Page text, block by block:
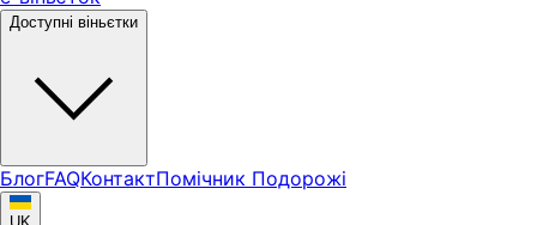
Доступні віньєтки
БлогFAQКонтактПомічник Подорожі